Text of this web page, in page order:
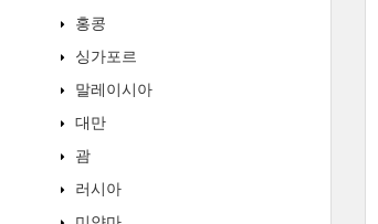
홍콩
싱가포르
말레이시아
대만
괌
러시아